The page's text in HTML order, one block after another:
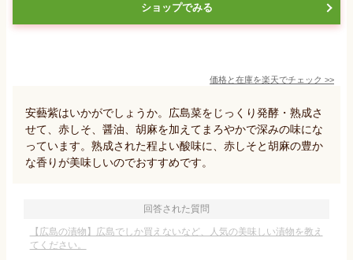
ショップでみる
価格と在庫を楽天でチェック >>
安藝紫はいかがでしょうか。広島菜をじっくり発酵・熟成さ
せて、赤しそ、醤油、胡麻を加えてまろやかで深みの味にな
っています。熟成された程よい酸味に、赤しそと胡麻の豊か
な香りが美味しいのでおすすめです。
回答された質問
【広島の漬物】広島でしか買えないなど、人気の美味しい漬物を教え
てください。